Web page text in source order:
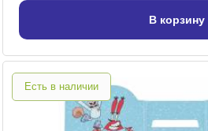
В корзину
Есть в наличии